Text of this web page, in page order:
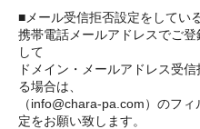
■メール受信拒否設定をしてい
携帯電話メールアドレスでご
して
ドメイン・メールアドレス受
る場合は、
（info@chara-pa.com）のフ
定をお願い致します。